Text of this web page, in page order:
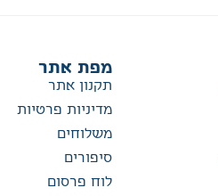
מפת אתר
תקנון אתר
מדיניות פרטיות
משלוחים
סיפורים
לוח פרסום